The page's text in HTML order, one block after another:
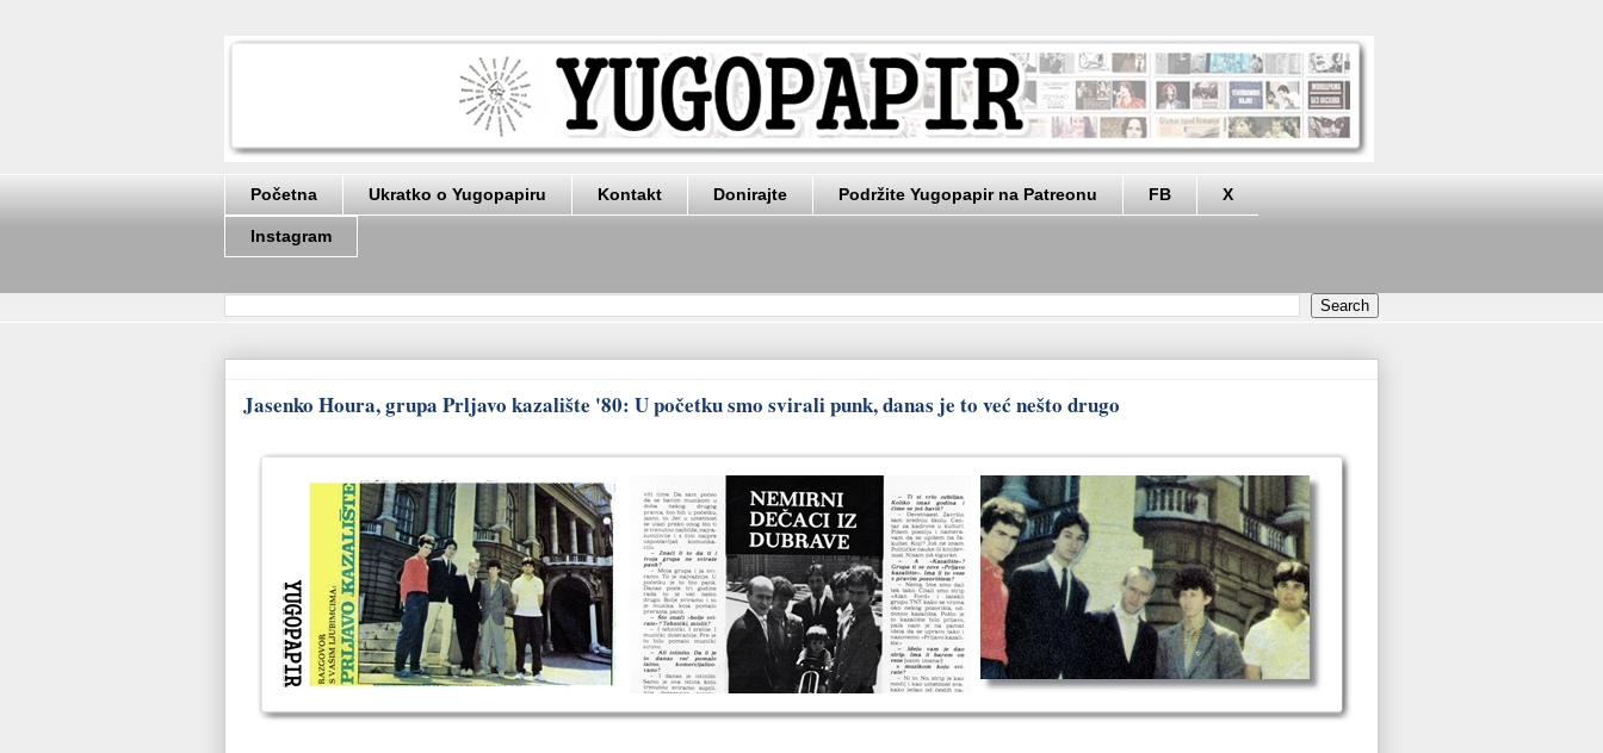
Početna Ukratko o Yugopapiru Kontakt Donirajte Podržite Yugopapir na Patreonu FB X
Instagram
Jasenko Houra, grupa Prljavo kazalište '80: U početku smo svirali punk, danas je to već nešto drugo